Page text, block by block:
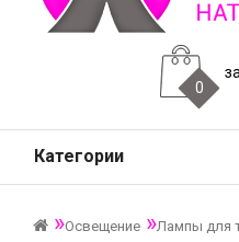
0
Категории
Освещение
Лампы для